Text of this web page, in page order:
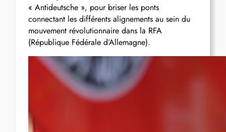
« Antideutsche », pour briser les ponts
connectant les différents alignements au sein du
mouvement révolutionnaire dans la RFA
(République Fédérale d’Allemagne).